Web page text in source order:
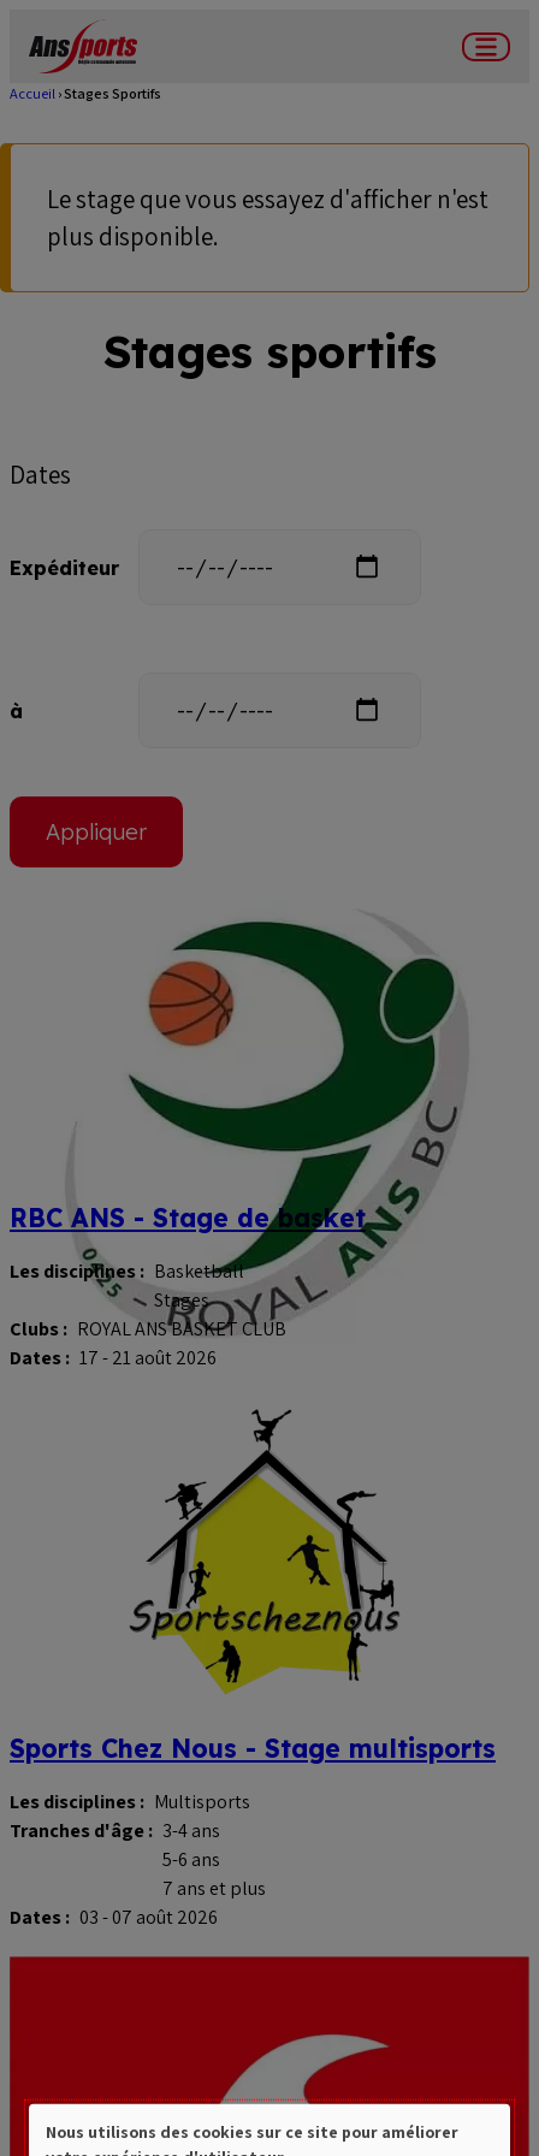
contenu
Menu
d'Ariane
Accueil Stages Sportifs
Message
d'avertissement
Le stage que vous essayez d'afficher n'est
plus disponible.
Stages sportifs
Dates
Expéditeur
à
RBC ANS - Stage de basket
Les disciplines : Basketball
Stages
Clubs : ROYAL ANS BASKET CLUB
Dates : 17 - 21 août 2026
Sports Chez Nous - Stage multisports
Les disciplines : Multisports
Tranches d'âge : 3-4 ans
5-6 ans
7 ans et plus
Dates : 03 - 07 août 2026
Nous utilisons des cookies sur ce site pour améliorer